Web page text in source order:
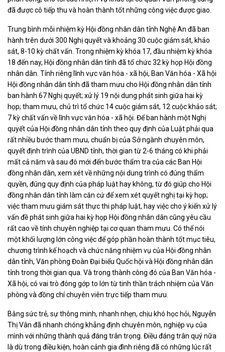
đã được cô tiếp thu và hoàn thành tốt những công việc được giao.
Trung bình mỗi nhiệm kỳ Hội đồng nhân dân tỉnh Nghệ An đã ban
hành trên dưới 300 Nghị quyết và khoảng 30 cuộc giám sát, khảo
sát, 8-10 kỳ chất vấn. Trong nhiệm kỳ khóa 17, đầu nhiệm kỳ khóa
18 đến nay, Hội đồng nhân dân tỉnh đã tổ chức 32 kỳ họp Hội đồng
nhân dân. Tính riêng lĩnh vực văn hóa - xã hội, Ban Văn hóa - Xã hội
Hội đồng nhân dân tỉnh đã tham mưu cho Hội đồng nhân dân tỉnh
ban hành 67 Nghị quyết; xử lý 19 nội dung phát sinh giữa hai kỳ
họp; tham mưu, chủ trì tổ chức 14 cuộc giám sát, 12 cuộc khảo sát;
7 kỳ chất vấn về lĩnh vực văn hóa - xã hội. Để ban hành một Nghị
quyết của Hội đồng nhân dân tỉnh theo quy định của Luật phải qua
rất nhiều bước tham mưu, chuẩn bị của Sở ngành chuyên môn,
quyết định trình của UBND tỉnh, thời gian từ 2-6 tháng có khi phải
mất cả năm và sau đó mới đến bước thẩm tra của các Ban Hội
đồng nhân dân, xem xét về những nội dung trình có đúng thẩm
quyền, đúng quy định của pháp luật hay không, từ đó giúp cho Hội
đồng nhân dân tỉnh làm căn cứ để xem xét quyết nghị tại kỳ họp;
việc tham mưu giám sát thực thi pháp luật, hay việc cho ý kiến xử lý
vấn đề phát sinh giữa hai kỳ họp Hội đồng nhân dân cũng yêu cầu
rất cao về tính chuyên nghiệp tại cơ quan tham mưu. Có thể nói
một khối lượng lớn công việc để góp phần hoàn thành tốt mục tiêu,
chương trình kế hoạch và chức năng nhiệm vụ của Hội đồng nhân
dân tỉnh, Văn phòng Đoàn Đại biểu Quốc hội và Hội đồng nhân dân
tỉnh trong thời gian qua. Và trong thành công đó của Ban Văn hóa -
Xã hội, có vai trò đóng gớp to lớn từ tinh thần trách nhiệm của Văn
phòng và đồng chí chuyên viên trực tiếp tham mưu.
Bằng sức trẻ, sự thông minh, nhanh nhẹn, chịu khó học hỏi, Nguyễn
Thị Vân đã nhanh chóng khẳng định chuyên môn, nghiệp vụ của
mình với những thành quả đáng trân trọng. Điều đáng trân quý nữa
là dù trong điều kiện, hoàn cảnh gia đình riêng đã có những lúc rất